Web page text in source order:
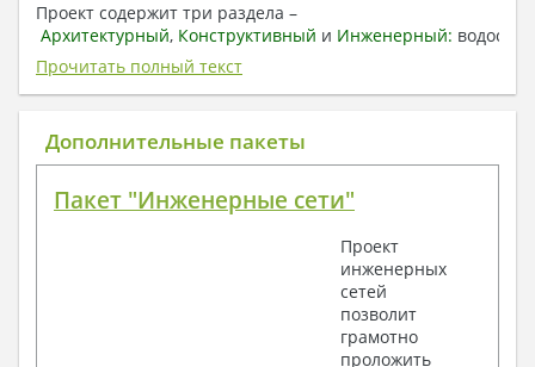
Проект содержит три раздела –
Архитектурный, Конструктивный и Инженерный:
отопление, вентиляция, канализация,
электроснабжение (приобретается за дополнительную
плату) + Пояснительная записка.
1. Архитектурный раздел:
План координационных осей
Поэтажные маркировочные планы с
Разрезы и состав конструкций
Фасады с ведомостью внешних отделок
Прочитать полный текст
Дополнительные пакеты
Пакет "Инженерные сети"
Проект
инженерных
сетей
позволит
грамотно
проложить